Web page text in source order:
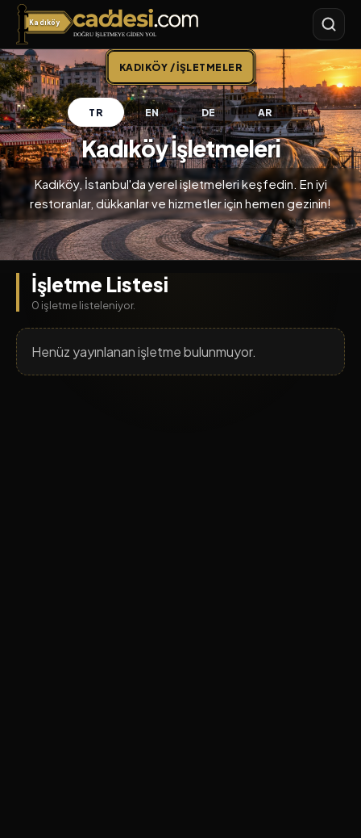
Kadıköy
Caddesi.com
KADIKÖY / İŞLETMELER
TR EN DE AR
Kadıköy İşletmeleri
Kadıköy, İstanbul'da yerel işletmeleri keşfedin. En iyi
restoranlar, dükkanlar ve hizmetler için hemen gezinin!
İşletme Listesi
0 işletme listeleniyor.
Henüz yayınlanan işletme bulunmuyor.